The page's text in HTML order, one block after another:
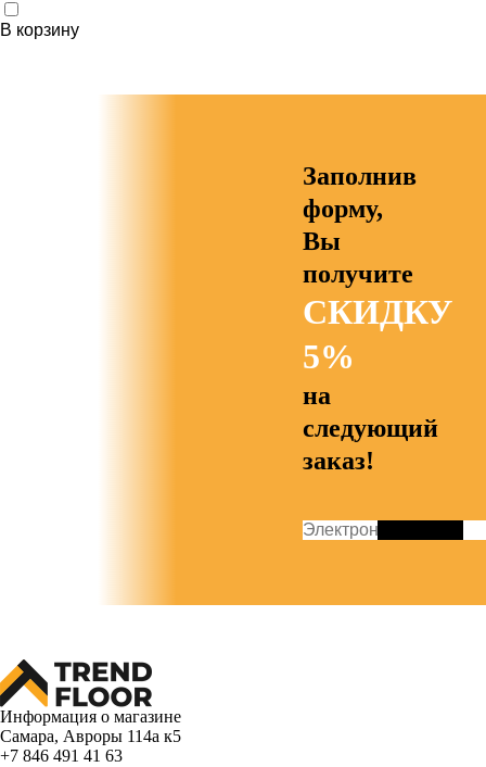
В корзину
Заполнив
форму,
Вы
получите
СКИДКУ
5%
на
следующий
заказ!
Информация о магазине
Самара, Авроры 114а к5
+7 846 491 41 63